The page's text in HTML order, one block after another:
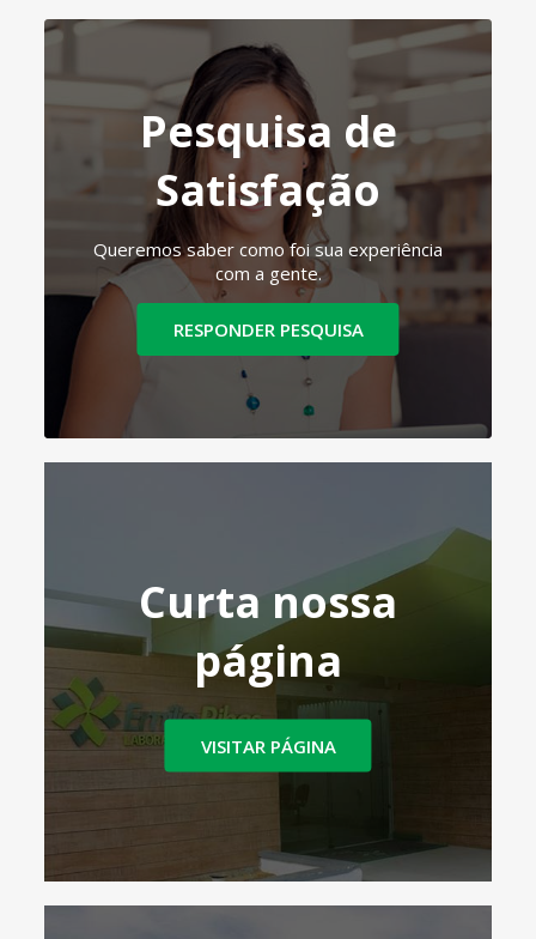
Pesquisa de
Satisfação
Queremos saber como foi sua experiência
com a gente.
RESPONDER PESQUISA
Curta nossa
página
VISITAR PÁGINA